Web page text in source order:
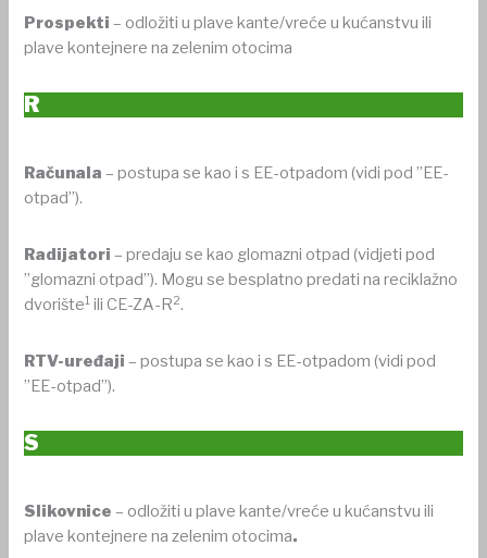
Prospekti – odložiti u plave kante/vreće u kućanstvu ili
plave kontejnere na zelenim otocima
R
Računala– postupa se kao i s EE-otpadom (vidi pod ”EE-
otpad”).
Radijatori– predaju se kao glomazni otpad (vidjeti pod
”glomazni otpad”). Mogu se besplatno predati na reciklažno
dvorište1 ili CE-ZA-R2.
RTV-uređaji – postupa se kao i s EE-otpadom (vidi pod
”EE-otpad”).
S
Slikovnice– odložiti u plave kante/vreće u kućanstvu ili
plave kontejnere na zelenim otocima.